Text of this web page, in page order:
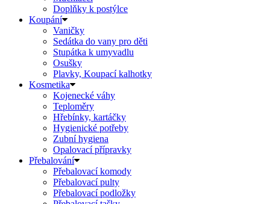
Doplňky k postýlce
Koupání
Vaničky
Sedátka do vany pro děti
Stupátka k umyvadlu
Osušky
Plavky, Koupací kalhotky
Kosmetika
Kojenecké váhy
Teploměry
Hřebínky, kartáčky
Hygienické potřeby
Zubní hygiena
Opalovací přípravky
Přebalování
Přebalovací komody
Přebalovací pulty
Přebalovací podložky